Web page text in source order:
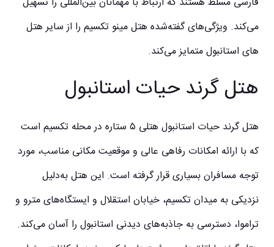
می‌کند. ویژگی‌های گفته‌شده هتل مینو تکسیم را از سایر هتل‌
های استانبول متمایز می‌کند.
هتل گرند حیات استانبول
هتل گرند حیات استانبول هتلی ۵ ستاره در محله تکسیم است
که با ارائه امکانات رفاهی عالی و موقعیت مکانی مناسب، مورد
توجه مسافران بسیاری قرار گرفته است. این هتل به‌دلیل
نزدیکی به میدان تکسیم، خیابان استقلال و ایستگاه‌های مترو و
تراموا، دسترسی به جاذبه‌های دیدنی استانبول را آسان می‌کند.